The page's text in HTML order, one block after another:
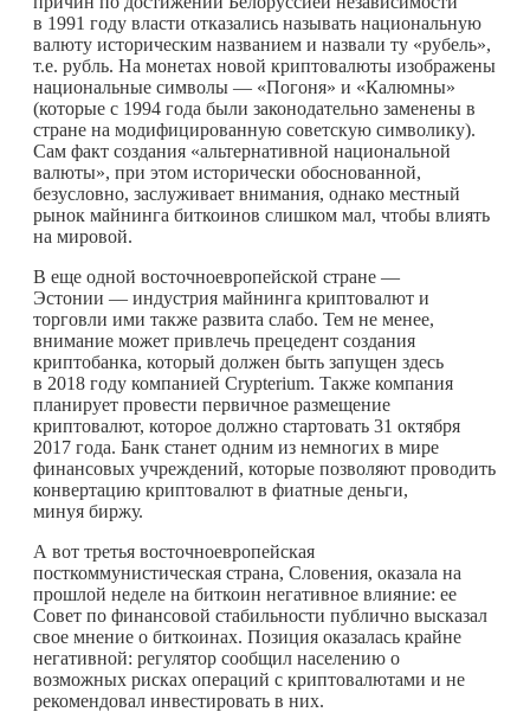
в 1991 году власти отказались называть национальную
валюту историческим названием и назвали ту «рубель»,
т.е. рубль. На монетах новой криптовалюты изображены
национальные символы — «Погоня» и «Калюмны»
(которые с 1994 года были законодательно заменены в
стране на модифицированную советскую символику).
Сам факт создания «альтернативной национальной
валюты», при этом исторически обоснованной,
безусловно, заслуживает внимания, однако местный
рынок майнинга биткоинов слишком мал, чтобы влиять
на мировой.
В еще одной восточноевропейской стране —
Эстонии — индустрия майнинга криптовалют и
торговли ими также развита слабо. Тем не менее,
внимание может привлечь прецедент создания
криптобанка, который должен быть запущен здесь
в 2018 году компанией Crypterium. Также компания
планирует провести первичное размещение
криптовалют, которое должно стартовать 31 октября
2017 года. Банк станет одним из немногих в мире
финансовых учреждений, которые позволяют проводить
конвертацию криптовалют в фиатные деньги,
минуя биржу.
А вот третья восточноевропейская
посткоммунистическая страна, Словения, оказала на
прошлой неделе на биткоин негативное влияние: ее
Совет по финансовой стабильности публично высказал
свое мнение о биткоинах. Позиция оказалась крайне
негативной: регулятор сообщил населению о
возможных рисках операций с криптовалютами и не
рекомендовал инвестировать в них.